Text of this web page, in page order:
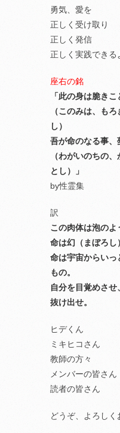
勇気、愛を
正しく受け取り
正しく発信
正しく実践できる
座右の銘
「此の身は脆きこ
（このみは、も
し）
吾が命のなる事、
（わがいのちの
とし）」
by性霊集
訳
この肉体は泡のよ
命は幻（まぼろし
命は宇宙からいっ
もの。
自分を目覚めさ
抜け出せ。
ヒデくん
ミキヒコさん
教師の方々
メンバーの皆さん
読者の皆さん
どうぞ、よろしく